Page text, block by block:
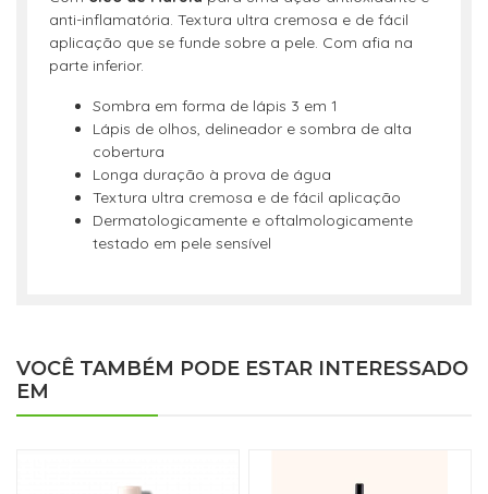
anti-inflamatória. Textura ultra cremosa e de fácil
aplicação que se funde sobre a pele. Com afia na
parte inferior.
Sombra em forma de lápis 3 em 1
Lápis de olhos, delineador e sombra de alta
cobertura
Longa duração à prova de água
Textura ultra cremosa e de fácil aplicação
Dermatologicamente e oftalmologicamente
testado em pele sensível
VOCÊ TAMBÉM PODE ESTAR INTERESSADO
EM